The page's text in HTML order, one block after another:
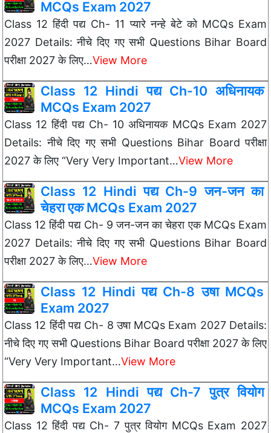
MCQs Exam 2027
Class 12 हिंदी पद्य Ch- 11 प्यारे नन्हे बेटे को MCQs Exam
2027 Details: नीचे दिए गए सभी Questions Bihar Board
परीक्षा 2027 के लिए…View More
Class 12 Hindi पद्य Ch-10 अधिनायक
MCQs Exam 2027
Class 12 हिंदी पद्य Ch- 10 अधिनायक MCQs Exam 2027
Details: नीचे दिए गए सभी Questions Bihar Board परीक्षा
2027 के लिए “Very Very Important…View More
Class 12 Hindi पद्य Ch-9 जन-जन का
चेहरा एक MCQs Exam 2027
Class 12 हिंदी पद्य Ch- 9 जन-जन का चेहरा एक MCQs Exam
2027 Details: नीचे दिए गए सभी Questions Bihar Board
परीक्षा 2027 के लिए…View More
Class 12 Hindi पद्य Ch-8 उषा MCQs
Exam 2027
Class 12 हिंदी पद्य Ch- 8 उषा MCQs Exam 2027 Details:
नीचे दिए गए सभी Questions Bihar Board परीक्षा 2027 के लिए
“Very Very Important…View More
Class 12 Hindi पद्य Ch-7 पुत्र वियोग
MCQs Exam 2027
Class 12 हिंदी पद्य Ch- 7 पुत्र वियोग MCQs Exam 2027